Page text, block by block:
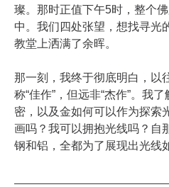
璨。那时正值下午5时，整个
中。我们四处张望，想找寻光
教堂上洒满了余晖。
那一刻，我终于彻底明白，以
称“佳作”，但远非“杰作”。我
密，以及金如何可以作为探索
画吗？我可以拥抱光线吗？自
钢和铝，全都为了展现出光线